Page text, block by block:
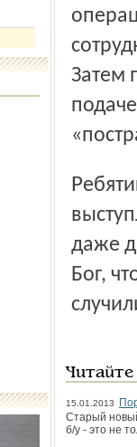
Затем
Ребятишки с удовольствием участвовали в показательных
даже
Бог,
15.01.2013
Старый
б/у - это не